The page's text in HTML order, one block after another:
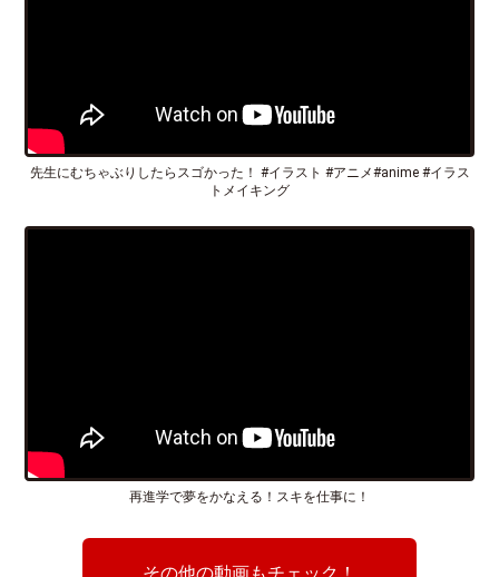
先生にむちゃぶりしたらスゴかった！ #イラスト #アニメ#anime #イラス
トメイキング
再進学で夢をかなえる！スキを仕事に！